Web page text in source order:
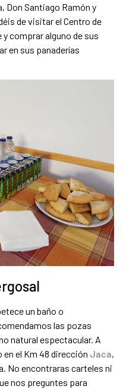
Don Santiago Ramón y
de visitar el Centro de
comprar alguno de sus
en sus panaderías
un baño o
las pozas
natural espectacular. A
en el Km 48 dirección Jaca,
No encontraras carteles ni
nos preguntes para